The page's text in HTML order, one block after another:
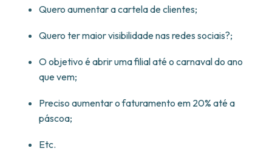
Quero aumentar a cartela de clientes;
Quero ter maior visibilidade nas redes sociais?;
O objetivo é abrir uma filial até o carnaval do ano
que vem;
Preciso aumentar o faturamento em 20% até a
páscoa;
Etc.